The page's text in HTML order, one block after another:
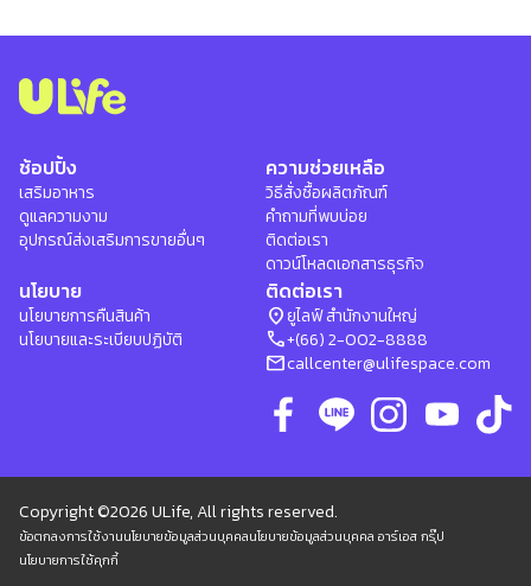
ช้อปปิ้ง
เสริมอาหาร
ดูแลความงาม
อุปกรณ์ส่งเสริมการขายอื่นๆ
ความช่วยเหลือ
วิธีสั่งซื้อผลิตภัณฑ์
คำถามที่พบบ่อย
ติดต่อเรา
ดาวน์โหลดเอกสารธุรกิจ
นโยบาย
นโยบายการคืนสินค้า
นโยบายและระเบียบปฏิบัติ
ติดต่อเรา
location_onยูไลฟ์ สำนักงานใหญ่
phone+(66) 2-002-8888
mailcallcenter@ulifespace.com
Copyright ©2026 ULife, All rights reserved.
ข้อตกลงการใช้งานนโยบายข้อมูลส่วนบุคคลนโยบายข้อมูลส่วนบุคคล อาร์เอส กรุ๊ป
นโยบายการใช้คุกกี้